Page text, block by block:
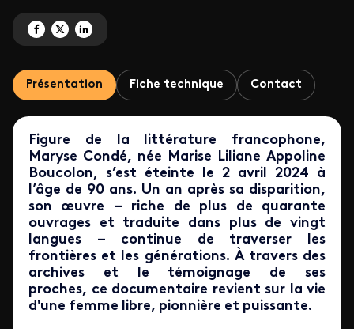
Partagez 'Est-ce que Maryse dort ?' sur Facebook
Partagez 'Est-ce que Maryse dort ?' sur X
Partagez 'Est-ce que Maryse dort ?' sur LinkedIn
Présentation Fiche technique Contact
Figure de la littérature francophone,
Maryse Condé, née Marise Liliane Appoline
Boucolon, s’est éteinte le 2 avril 2024 à
l’âge de 90 ans. Un an après sa disparition,
son œuvre – riche de plus de quarante
ouvrages et traduite dans plus de vingt
langues – continue de traverser les
frontières et les générations. À travers des
archives et le témoignage de ses
proches, ce documentaire revient sur la vie
d'une femme libre, pionnière et puissante.